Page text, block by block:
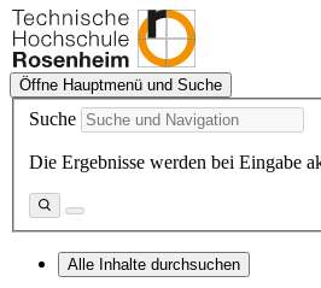
Öffne Hauptmenü und Suche
Suche
Die Ergebnisse werden bei Eingabe
Alle Inhalte durchsuchen